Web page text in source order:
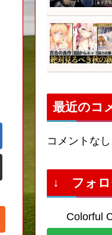
最近のコ
コメントなし
↓ フォロ
Colorful